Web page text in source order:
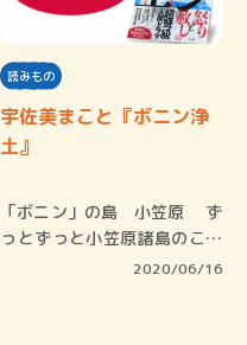
読みもの
宇佐美まこと『ボニン浄
土』
「ボニン」の島 小笠原 ず
っとずっと小笠原諸島のこと
2020/06/16